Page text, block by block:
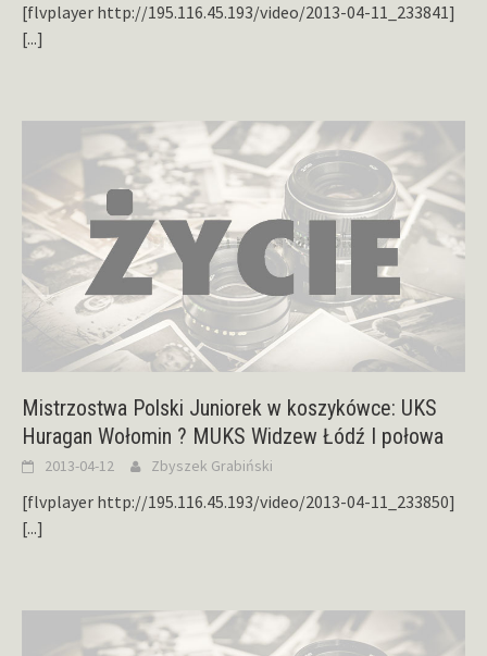
[flvplayer http://195.116.45.193/video/2013-04-11_233841]
[...]
Mistrzostwa Polski Juniorek w koszykówce: UKS
Huragan Wołomin ? MUKS Widzew Łódź I połowa
2013-04-12 Zbyszek Grabiński
[flvplayer http://195.116.45.193/video/2013-04-11_233850]
[...]